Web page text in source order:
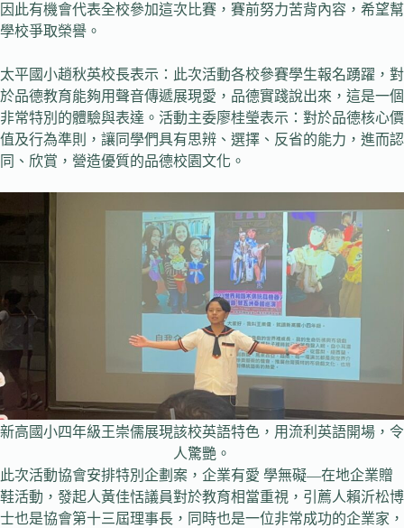
因此有機會代表全校參加這次比賽，賽前努力苦背內容，希望幫
學校爭取榮譽。
太平國小趙秋英校長表示：此次活動各校參賽學生報名踴躍，對
於品德教育能夠用聲音傳遞展現愛，品德實踐說出來，這是一個
非常特別的體驗與表達。活動主委廖桂瑩表示：對於品德核心價
值及行為準則，讓同學們具有思辨、選擇、反省的能力，進而認
同、欣賞，營造優質的品德校園文化。
新高國小四年級王崇儒展現該校英語特色，用流利英語開場，令
人驚艷。
此次活動協會安排特別企劃案，企業有愛 學無礙—在地企業贈
鞋活動，發起人黃佳恬議員對於教育相當重視，引薦人賴沂松博
士也是協會第十三屆理事長，同時也是一位非常成功的企業家，